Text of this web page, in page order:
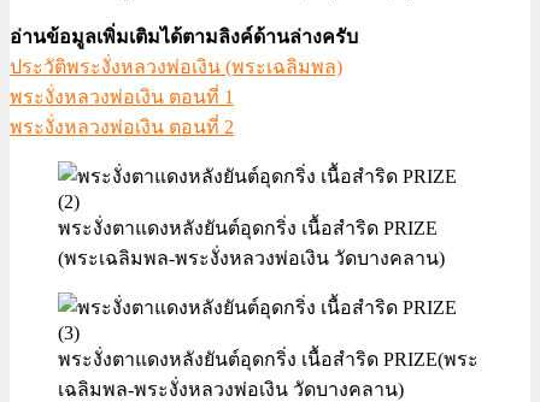
อ่านข้อมูลเพิ่มเติมได้ตามลิงค์ด้านล่างครับ
ประวัติพระงั่งหลวงพ่อเงิน (พระเฉลิมพล)
พระงั่งหลวงพ่อเงิน ตอนที่ 1
พระงั่งหลวงพ่อเงิน ตอนที่ 2
พระงั่งตาแดงหลังยันต์อุดกริ่ง เนื้อสำริด PRIZE
(พระเฉลิมพล-พระงั่งหลวงพ่อเงิน วัดบางคลาน)
พระงั่งตาแดงหลังยันต์อุดกริ่ง เนื้อสำริด PRIZE(พระ
เฉลิมพล-พระงั่งหลวงพ่อเงิน วัดบางคลาน)